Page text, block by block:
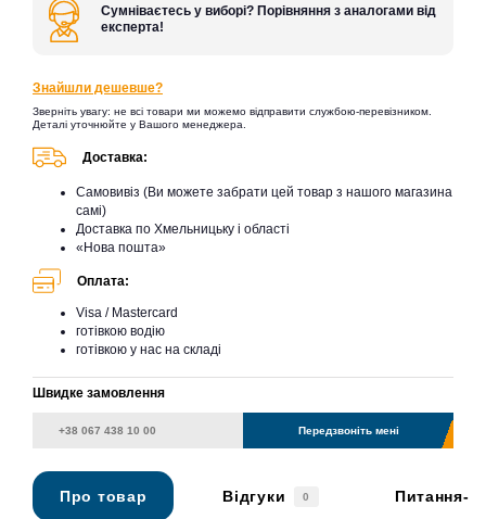
Сумніваєтесь у виборі? Порівняння з аналогами від
експерта!
Знайшли дешевше?
Зверніть увагу: не всі товари ми можемо відправити службою-перевізником.
Деталі уточнюйте у Вашого менеджера.
Доставка:
Самовивіз (Ви можете забрати цей товар з нашого магазина
самі)
Доставка по Хмельницьку і області
«Нова пошта»
Оплата:
Visa / Mastercard
готівкою водію
готівкою у нас на складі
Швидке замовлення
Передзвоніть мені
Про товар Відгуки 0 Питання-